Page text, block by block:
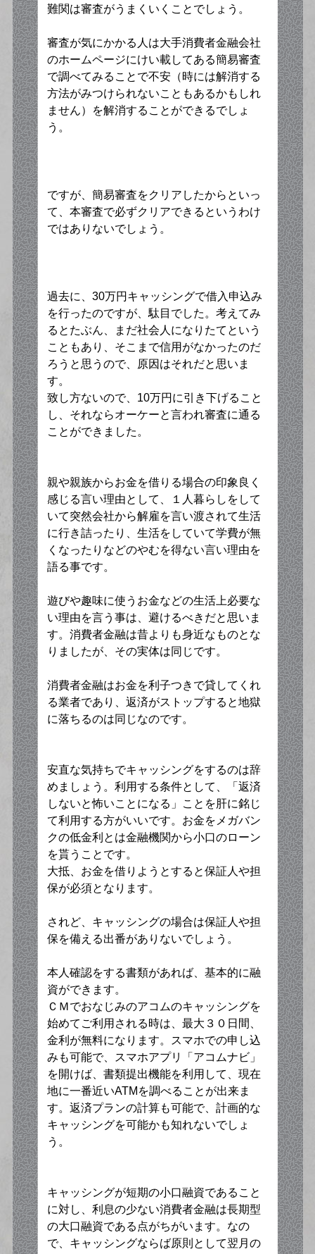
難関は審査がうまくいくことでしょう。
審査が気にかかる人は大手消費者金融会社
のホームページにけい載してある簡易審査
で調べてみることで不安（時には解消する
方法がみつけられないこともあるかもしれ
ません）を解消することができるでしょ
う。
ですが、簡易審査をクリアしたからといっ
て、本審査で必ずクリアできるというわけ
ではありないでしょう。
過去に、30万円キャッシングで借入申込み
を行ったのですが、駄目でした。考えてみ
るとたぶん、まだ社会人になりたてという
こともあり、そこまで信用がなかったのだ
ろうと思うので、原因はそれだと思いま
す。
致し方ないので、10万円に引き下げること
し、それならオーケーと言われ審査に通る
ことができました。
親や親族からお金を借りる場合の印象良く
感じる言い理由として、１人暮らしをして
いて突然会社から解雇を言い渡されて生活
に行き詰ったり、生活をしていて学費が無
くなったりなどのやむを得ない言い理由を
語る事です。
遊びや趣味に使うお金などの生活上必要な
い理由を言う事は、避けるべきだと思いま
す。消費者金融は昔よりも身近なものとな
りましたが、その実体は同じです。
消費者金融はお金を利子つきで貸してくれ
る業者であり、返済がストップすると地獄
に落ちるのは同じなのです。
安直な気持ちでキャッシングをするのは辞
めましょう。利用する条件として、「返済
しないと怖いことになる」ことを肝に銘じ
て利用する方がいいです。お金をメガバン
クの低金利とは金融機関から小口のローン
を貰うことです。
大抵、お金を借りようとすると保証人や担
保が必須となります。
されど、キャッシングの場合は保証人や担
保を備える出番がありないでしょう。
本人確認をする書類があれば、基本的に融
資ができます。
ＣＭでおなじみのアコムのキャッシングを
始めてご利用される時は、最大３０日間、
金利が無料になります。スマホでの申し込
みも可能で、スマホアプリ「アコムナビ」
を開けば、書類提出機能を利用して、現在
地に一番近いATMを調べることが出来ま
す。返済プランの計算も可能で、計画的な
キャッシングを可能かも知れないでしょ
う。
キャッシングが短期の小口融資であること
に対し、利息の少ない消費者金融は長期型
の大口融資である点がちがいます。なの
で、キャッシングならば原則として翌月の